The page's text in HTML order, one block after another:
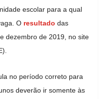
escolar para a qual
O resultado das
dezembro de 2019, no site
no período correto para
deverão ir somente às